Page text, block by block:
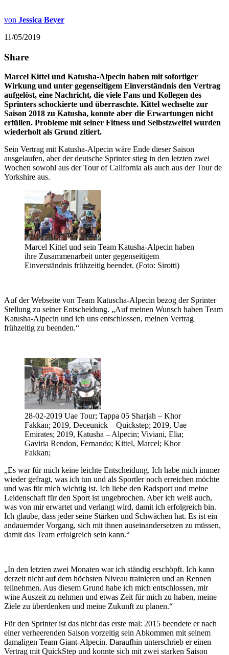
von Jessica Beyer
11/05/2019
Share
Marcel Kittel und Katusha-Alpecin haben mit sofortiger
Wirkung und unter gegenseitigem Einverständnis den Vertrag
aufgelöst, eine Nachricht, die viele Fans und Kollegen des
Sprinters schockierte und überraschte. Kittel wechselte zur
Saison 2018 zu Katusha, konnte aber die Erwartungen nicht
erfüllen. Probleme mit seiner Fitness und Selbstzweifel wurden
wiederholt als Grund zitiert.
Sein Vertrag mit Katusha-Alpecin wäre Ende dieser Saison
ausgelaufen, aber der deutsche Sprinter stieg in den letzten zwei
Wochen sowohl aus der Tour of California als auch aus der Tour de
Yorkshire aus.
Marcel Kittel und sein Team Katusha-Alpecin haben
ihre Zusammenarbeit unter gegenseitigem
Einverständnis frühzeitig beendet. (Foto: Sirotti)
Auf der Webseite von Team Katuscha-Alpecin bezog der Sprinter
Stellung zu seiner Entscheidung. „Auf meinen Wunsch haben Team
Katusha-Alpecin und ich uns entschlossen, meinen Vertrag
frühzeitig zu beenden.“
28-02-2019 Uae Tour; Tappa 05 Sharjah – Khor
Fakkan; 2019, Deceunick – Quickstep; 2019, Uae –
Emirates; 2019, Katusha – Alpecin; Viviani, Elia;
Gaviria Rendon, Fernando; Kittel, Marcel; Khor
Fakkan;
„Es war für mich keine leichte Entscheidung. Ich habe mich immer
wieder gefragt, was ich tun und als Sportler noch erreichen möchte
und was für mich wichtig ist. Ich liebe den Radsport und meine
Leidenschaft für den Sport ist ungebrochen. Aber ich weiß auch,
was von mir erwartet und verlangt wird, damit ich erfolgreich bin.
Ich glaube, dass jeder seine Stärken und Schwächen hat. Es ist ein
andauernder Vorgang, sich mit ihnen auseinandersetzen zu müssen,
damit das Team erfolgreich sein kann.“
„In den letzten zwei Monaten war ich ständig erschöpft. Ich kann
derzeit nicht auf dem höchsten Niveau trainieren und an Rennen
teilnehmen. Aus diesem Grund habe ich mich entschlossen, mir
wine Auszeit zu nehmen und etwas Zeit für mich zu haben, meine
Ziele zu überdenken und meine Zukunft zu planen.“
Für den Sprinter ist das nicht das erste mal: 2015 beendete er nach
einer verheerenden Saison vorzeitig sein Abkommen mit seinem
damaligen Team Giant-Alpecin. Daraufhin unterschrieb er einen
Vertrag mit QuickStep und konnte sich mit zwei starken Saison